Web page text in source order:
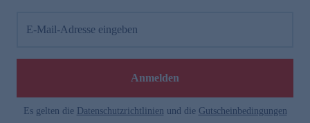
E-Mail-Adresse eingeben
Anmelden
Es gelten die Datenschutzrichtlinien und die Gutscheinbedingungen